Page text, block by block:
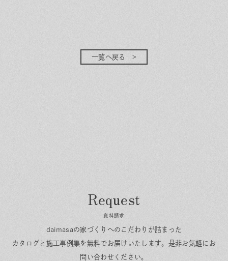
一覧へ戻る
資料請求
daimasaの家づくりへのこだわりが詰まった
カタログと施工事例集を無料でお届けいたします。 是非お気軽にお
問い合わせください。